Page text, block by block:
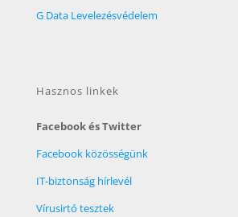
G Data Levelezésvédelem
Hasznos linkek
Facebook és Twitter
Facebook közösségünk
IT-biztonság hírlevél
Vírusirtó tesztek